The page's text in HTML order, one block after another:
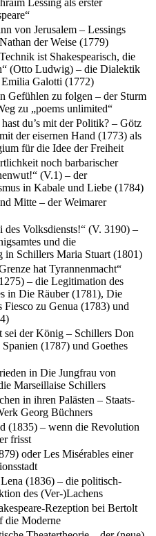
Lessing als erster
von Jerusalem – Lessings
der Weise (1779)
ist Shakespearisch, die
(Otto Ludwig) – die Dialektik
Galotti (1772)
Gefühlen zu folgen – der Sturm
zu „poems unlimited“
du’s mit der Politik? – Götz
der eisernen Hand (1773) als
für die Idee der Freiheit
noch barbarischer
(V.1) – der
in Kabale und Liebe (1784)
Mitte – der Weimarer
des Volksdiensts!“ (V. 3190) –
und die
in Schillers Maria Stuart (1801)
hat Tyrannenmacht“
– die Legitimation des
in Die Räuber (1781), Die
Fiesco zu Genua (1783) und
sei der König – Schillers Don
(1787) und Goethes
in Die Jungfrau von
Marseillaise Schillers
in ihren Palästen – Staats-
Georg Büchners
(1835) – wenn die Revolution
frisst
oder Les Misérables einer
(1836) – die politisch-
des (Ver-)Lachens
Rezeption bei Bertolt
die Moderne